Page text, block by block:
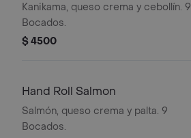
Kanikama, queso crema y cebollín. 9
Bocados.
$ 4500
Hand Roll Salmon
Salmón, queso crema y palta. 9
Bocados.